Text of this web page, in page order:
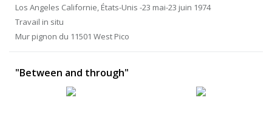
Los Angeles Californie, États-Unis -23 mai-23 juin 1974
Travail in situ
Mur pignon du 11501 West Pico
"Between and through"